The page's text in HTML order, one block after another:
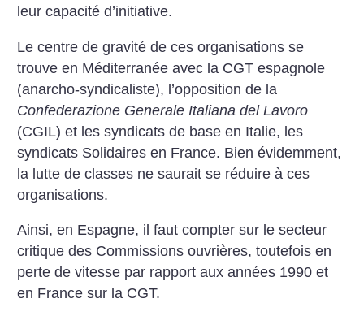
leur capacité d’initiative.
Le centre de gravité de ces organisations se
trouve en Méditerranée avec la CGT espagnole
(anarcho-syndicaliste), l’opposition de la
Confederazione Generale Italiana del Lavoro
(CGIL) et les syndicats de base en Italie, les
syndicats Solidaires en France. Bien évidemment,
la lutte de classes ne saurait se réduire à ces
organisations.
Ainsi, en Espagne, il faut compter sur le secteur
critique des Commissions ouvrières, toutefois en
perte de vitesse par rapport aux années 1990 et
en France sur la CGT.